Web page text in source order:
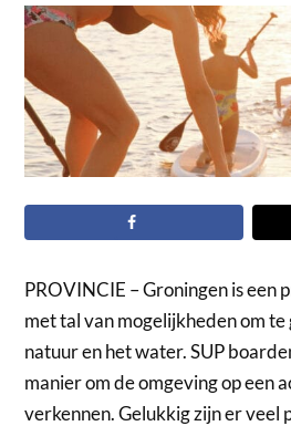
PROVINCIE – Groningen is een
met tal van mogelijkheden om
natuur en het water. SUP
manier om de omgeving op een
verkennen. Gelukkig zijn er veel